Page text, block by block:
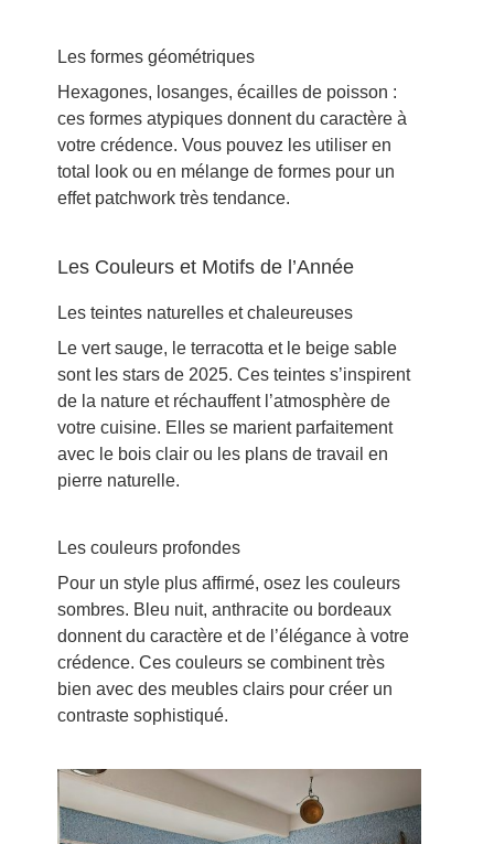
Les formes géométriques
Hexagones, losanges, écailles de poisson :
ces formes atypiques donnent du caractère à
votre crédence. Vous pouvez les utiliser en
total look ou en mélange de formes pour un
effet patchwork très tendance.
Les Couleurs et Motifs de l’Année
Les teintes naturelles et chaleureuses
Le vert sauge, le terracotta et le beige sable
sont les stars de 2025. Ces teintes s’inspirent
de la nature et réchauffent l’atmosphère de
votre cuisine. Elles se marient parfaitement
avec le bois clair ou les plans de travail en
pierre naturelle.
Les couleurs profondes
Pour un style plus affirmé, osez les couleurs
sombres. Bleu nuit, anthracite ou bordeaux
donnent du caractère et de l’élégance à votre
crédence. Ces couleurs se combinent très
bien avec des meubles clairs pour créer un
contraste sophistiqué.